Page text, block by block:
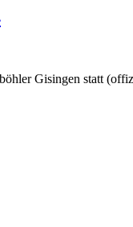
Gisingen statt